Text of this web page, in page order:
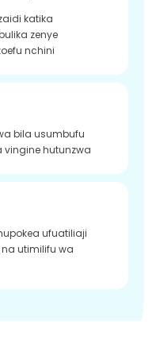
katika
zenye
nchini
bila usumbufu
hutunzwa
ufuatiliaji
utimilifu wa